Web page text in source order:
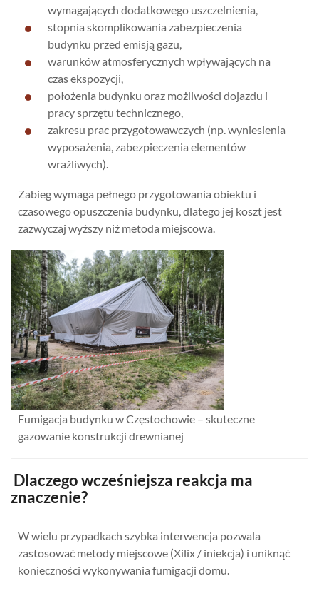
wymagających dodatkowego uszczelnienia,
stopnia skomplikowania zabezpieczenia
budynku przed emisją gazu,
warunków atmosferycznych wpływających na
czas ekspozycji,
położenia budynku oraz możliwości dojazdu i
pracy sprzętu technicznego,
zakresu prac przygotowawczych (np. wyniesienia
wyposażenia, zabezpieczenia elementów
wrażliwych).
Zabieg wymaga pełnego przygotowania obiektu i
czasowego opuszczenia budynku, dlatego jej koszt jest
zazwyczaj wyższy niż metoda miejscowa.
Fumigacja budynku w Częstochowie – skuteczne
gazowanie konstrukcji drewnianej
Dlaczego wcześniejsza reakcja ma
znaczenie?
W wielu przypadkach szybka interwencja pozwala
zastosować metody miejscowe (Xilix / iniekcja) i uniknąć
konieczności wykonywania fumigacji domu.